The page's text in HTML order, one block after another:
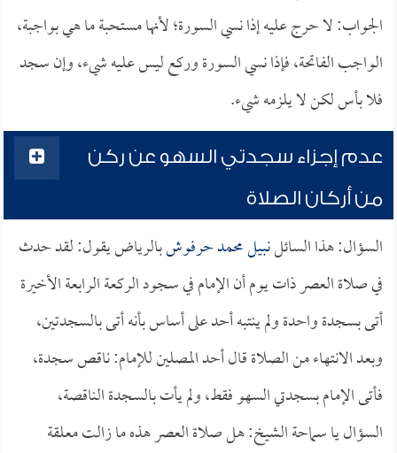
الجواب: لا حرج عليه إذا نسي السورة؛ لأنها مستحبة ما هي بواجبة،
الواجب الفاتحة، فإذا نسي السورة وركع ليس عليه شيء، وإن سجد
فلا بأس لكن لا يلزمه شيء.
عدم إجزاء سجدتي السهو عن ركن
من أركان الصلاة
السؤال: هذا السائلنبيل محمد حرفوشبالرياض يقول: لقد حدث
في صلاة العصر ذات يوم أن الإمام في سجود الركعة الرابعة الأخيرة
أتى بسجدة واحدة ولم ينتبه أحد على أساس بأنه أتى بالسجدتين،
وبعد الانتهاء من الصلاة قال أحد المصلين للإمام: ناقص سجدة،
فأتى الإمام بسجدتي السهو فقط، ولم يأت بالسجدة الناقصة،
السؤال يا سماحة الشيخ: هل صلاة العصر هذه ما زالت معلقة